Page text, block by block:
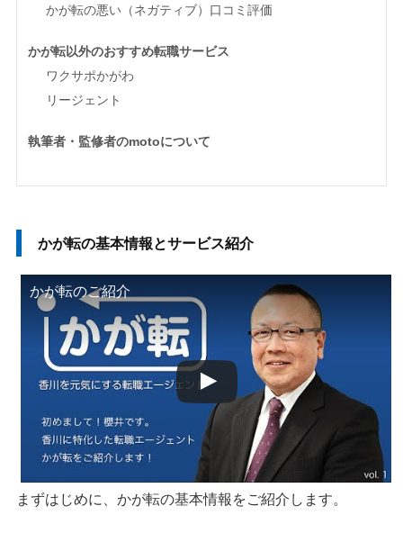
かが転の悪い（ネガティブ）口コミ評価
かが転以外のおすすめ転職サービス
ワクサポかがわ
リージェント
執筆者・監修者のmotoについて
かが転の基本情報とサービス紹介
かが転のご紹介
まずはじめに、かが転の基本情報をご紹介します。